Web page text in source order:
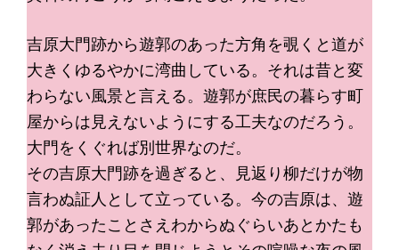
吉原大門跡から遊郭のあった方角を覗くと道が
大きくゆるやかに湾曲している。それは昔と変
わらない風景と言える。遊郭が庶民の暮らす町
屋からは見えないようにする工夫なのだろう。
大門をくぐれば別世界なのだ。
その吉原大門跡を過ぎると、見返り柳だけが物
言わぬ証人として立っている。今の吉原は、遊
郭があったことさえわからぬぐらいあとかたも